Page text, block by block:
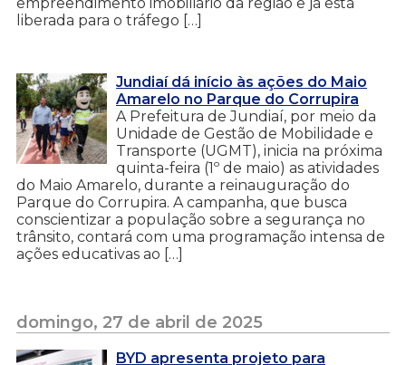
liberada para o tráfego […]
Jundiaí dá início às ações do Maio
Amarelo no Parque do Corrupira
A Prefeitura de Jundiaí, por meio da
Unidade de Gestão de Mobilidade e
Transporte (UGMT), inicia na próxima
quinta-feira (1º de maio) as atividades
do Maio Amarelo, durante a reinauguração do
Parque do Corrupira. A campanha, que busca
conscientizar a população sobre a segurança no
trânsito, contará com uma programação intensa de
ações educativas ao […]
domingo, 27 de abril de 2025
BYD apresenta projeto para